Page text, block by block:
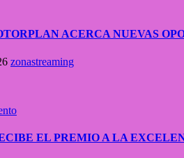
ACERCA NUEVAS
zonastreaming
EL PREMIO A LA